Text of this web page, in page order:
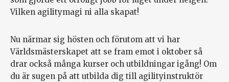
Vilken agilitymagi ni alla skapat!
Nu närmar sig hösten och förutom att vi har
Världsmästerskapet att se fram emot i oktober så
drar också många kurser och utbildningar igång! Om
du är sugen på att utbilda dig till agilityinstruktör